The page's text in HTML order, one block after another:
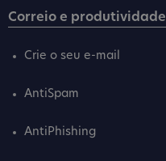
Correio e produtividade
Crie o seu e-mail
AntiSpam
AntiPhishing